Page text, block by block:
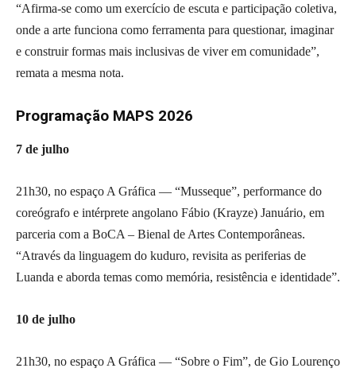
“Afirma-se como um exercício de escuta e participação coletiva,
onde a arte funciona como ferramenta para questionar, imaginar
e construir formas mais inclusivas de viver em comunidade”,
remata a mesma nota.
Programação MAPS 2026
7 de julho
21h30, no espaço A Gráfica — “Musseque”, performance do
coreógrafo e intérprete angolano Fábio (Krayze) Januário, em
parceria com a BoCA – Bienal de Artes Contemporâneas.
“Através da linguagem do kuduro, revisita as periferias de
Luanda e aborda temas como memória, resistência e identidade”.
10 de julho
21h30, no espaço A Gráfica — “Sobre o Fim”, de Gio Lourenço